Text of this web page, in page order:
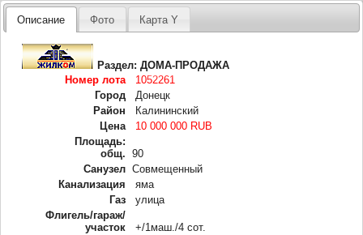
Описание Фото Карта Y
Раздел:ДОМА-ПРОДАЖА
Номер лота
1052261
Город
Донецк
Район
Калининский
Цена
10 000 000 RUB
Площадь:
общ.
90
Санузел Совмещенный
Канализация
яма
Газ
улица
Флигель/гараж/
участок
+/1маш./4 сот.